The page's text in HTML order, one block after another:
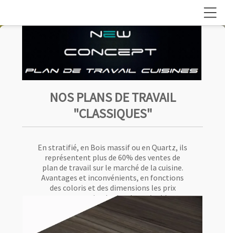
New Concept plan de travail cuisines Martinique
NOS PLANS DE TRAVAIL
"CLASSIQUES"
En stratifié, en Bois massif ou en Quartz, ils
représentent plus de 60% des ventes de
plan de travail sur le marché de la cuisine.
Avantages et inconvénients, en fonctions
des coloris et des dimensions les prix
peuvent varier du simple au double.